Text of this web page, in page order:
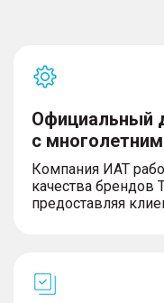
Официальный
с
Компания ИАТ
качества брендов
предоставляя